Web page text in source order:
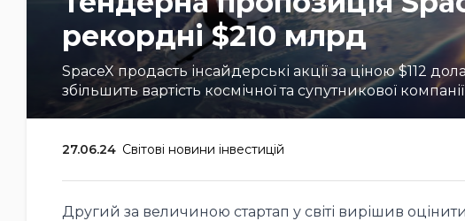
рекордні $210 млрд
SpaceX продасть інсайдерські акції за ціною $112
збільшить вартість космічної та супутникової
27.06.24 Світові новини інвестицій
Другий за величиною стартап у світі вирішив